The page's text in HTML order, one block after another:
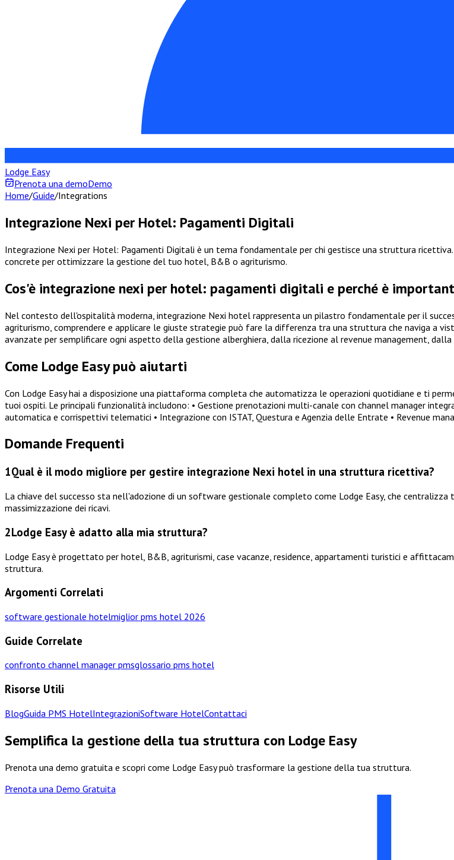
Lodge Easy
Prenota una demoDemo
Home/Guide/Integrations
Integrazione Nexi per Hotel: Pagamenti Digitali
Integrazione Nexi per Hotel: Pagamenti Digitali è un tema fondamentale per chi gestisce una struttura
concrete per ottimizzare la gestione del tuo hotel, B&B o agriturismo.
Cos'è integrazione nexi per hotel: pagamenti digitali e perché è
Nel contesto dell'ospitalità moderna, integrazione Nexi hotel rappresenta un pilastro fondamentale per il
agriturismo, comprendere e applicare le giuste strategie può fare la differenza tra una struttura che naviga a
avanzate per semplificare ogni aspetto della gestione alberghiera, dalla ricezione al revenue management,
Come Lodge Easy può aiutarti
Con Lodge Easy hai a disposizione una piattaforma completa che automatizza le operazioni quotidiane e ti
tuoi ospiti. Le principali funzionalità includono: • Gestione prenotazioni multi-canale con channel manager
automatica e corrispettivi telematici • Integrazione con ISTAT, Questura e Agenzia delle Entrate • Revenue
Domande Frequenti
1Qual è il modo migliore per gestire integrazione Nexi hotel in una struttura ricettiva?
La chiave del successo sta nell'adozione di un software gestionale completo come Lodge Easy, che
massimizzazione dei ricavi.
2Lodge Easy è adatto alla mia struttura?
Lodge Easy è progettato per hotel, B&B, agriturismi, case vacanze, residence, appartamenti turistici e
struttura.
Argomenti Correlati
software gestionale hotelmiglior pms hotel 2026
Guide Correlate
confronto channel manager pmsglossario pms hotel
Risorse Utili
BlogGuida PMS HotelIntegrazioniSoftware HotelContattaci
Semplifica la gestione della tua struttura con Lodge Easy
Prenota una demo gratuita e scopri come Lodge Easy può trasformare la gestione della tua struttura.
Prenota una Demo Gratuita